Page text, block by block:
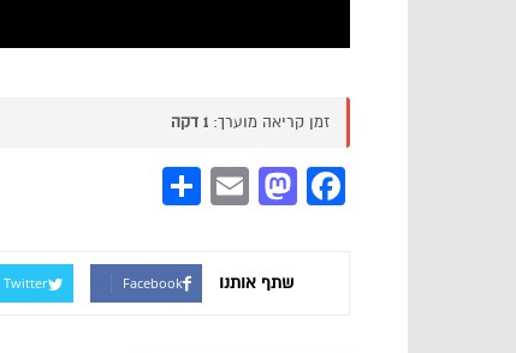
זמן קריאה מוערך: 1 דקה
Facebook
Mastodon
Email
שתף אותנו Facebook
Twitter